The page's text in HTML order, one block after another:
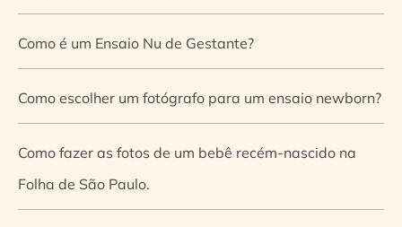
Como é um Ensaio Nu de Gestante?
Como escolher um fotógrafo para um ensaio newborn?
Como fazer as fotos de um bebê recém-nascido na
Folha de São Paulo.